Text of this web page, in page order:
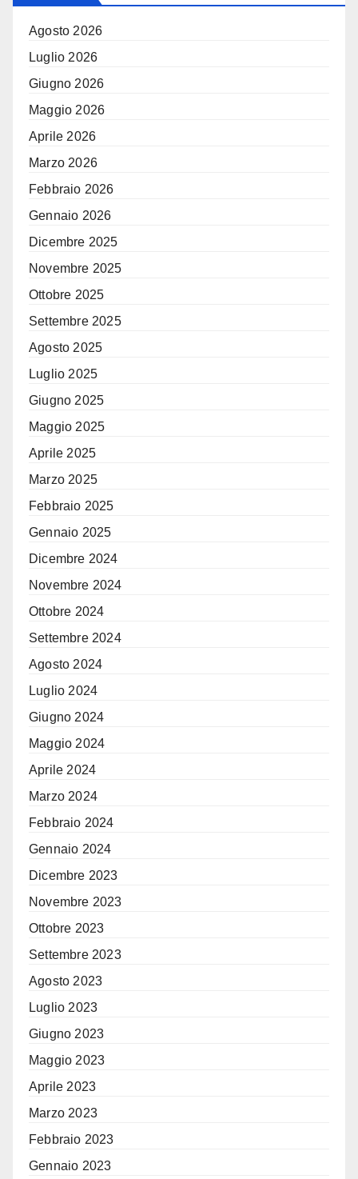
Agosto 2026
Luglio 2026
Giugno 2026
Maggio 2026
Aprile 2026
Marzo 2026
Febbraio 2026
Gennaio 2026
Dicembre 2025
Novembre 2025
Ottobre 2025
Settembre 2025
Agosto 2025
Luglio 2025
Giugno 2025
Maggio 2025
Aprile 2025
Marzo 2025
Febbraio 2025
Gennaio 2025
Dicembre 2024
Novembre 2024
Ottobre 2024
Settembre 2024
Agosto 2024
Luglio 2024
Giugno 2024
Maggio 2024
Aprile 2024
Marzo 2024
Febbraio 2024
Gennaio 2024
Dicembre 2023
Novembre 2023
Ottobre 2023
Settembre 2023
Agosto 2023
Luglio 2023
Giugno 2023
Maggio 2023
Aprile 2023
Marzo 2023
Febbraio 2023
Gennaio 2023